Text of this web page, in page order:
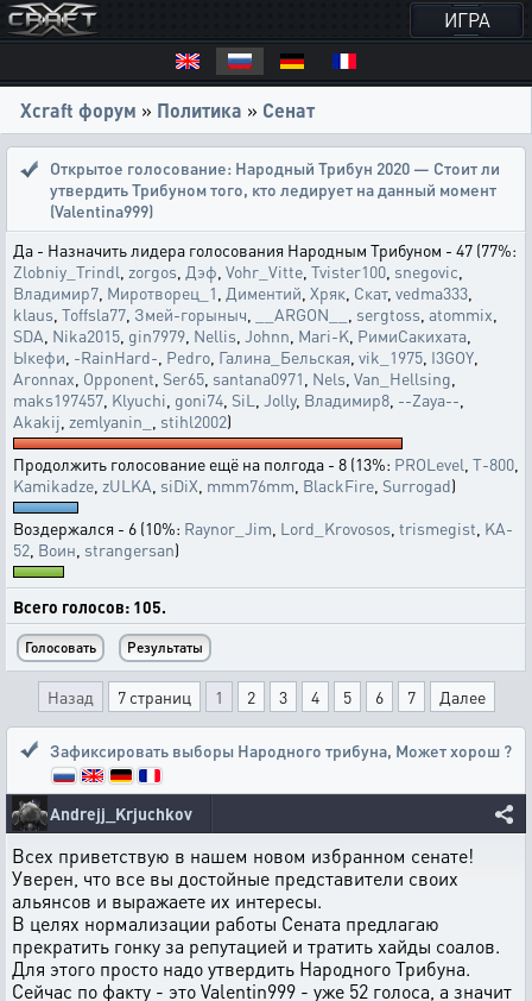
ИГРА
Xcraft форум » Политика » Сенат
Открытое голосование: Народный Трибун 2020 — Стоит ли
утвердить Трибуном того, кто ледирует на данный момент
(Valentina999)
Да - Назначить лидера голосования Народным Трибуном - 47 (77%:
Zlobniy_Trindl zorgos Дэф Vohr_Vitte Tvister100 snegovic
Владимир7 Миротворец_1 Диментий Хряк Скат, vedma333
klaus Toffsla77 Змей-горыныч __ARGON__ sergtoss atommix
SDA Nika2015 gin7979 Nellis Johnn Mari-K РимиСакихата
Ыкефи -RainHard- Pedro Галина_Бельская vik_1975 I3GOY
Aronnax Opponent Ser65 santana0971 Nels Van_Hellsing
maks197457 Klyuchi goni74 SiL Jolly, Владимир8 --Zaya--
Akakij zemlyanin_ stihl2002)
Продолжить голосование ещё на полгода - 8 (13%: PROLevel T-800
Kamikadze zULKA siDiX mmm76mm BlackFire Surrogad)
Воздержался - 6 (10%: Raynor_Jim Lord_Krovosos trismegist KA-
52 Воин strangersan)
Всего голосов: 105.
Назад 7 страниц 1 2 3 4 5 6 7 Далее
Зафиксировать выборы Народного трибуна, Может хорош ?
Andrejj_Krjuchkov
Всех приветствую в нашем новом избранном сенате!
Уверен, что все вы достойные представители своих
альянсов и выражаете их интересы.
В целях нормализации работы Сената предлагаю
прекратить гонку за репутацией и тратить хайды соалов.
Для этого просто надо утвердить Народного Трибуна.
Сейчас по факту - это Valentin999 - уже 52 голоса, а значит